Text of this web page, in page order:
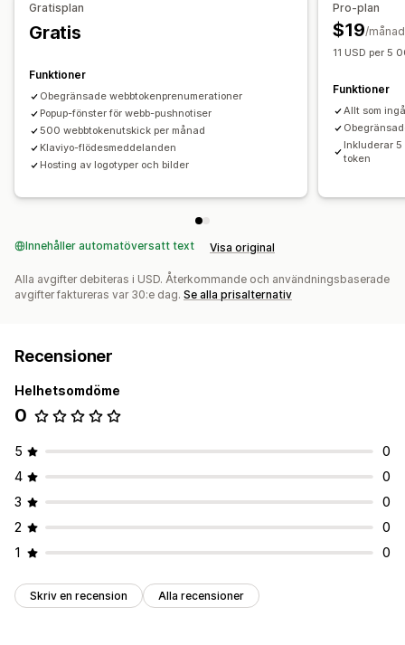
Välkomstmeddelanden
Automatiska aviseringar
Hantera inställningarna Geolokalisering
Prenumerantlista
Registrering Listupprensning Segment
Konverteringsspårning
Spårning av engagemang
Gratisplan
Gratis
Funktioner
Obegränsade webbtokenprenumerationer
Popup-fönster för webb-pushnotiser
500 webbtokenutskick per månad
Klaviyo-flödesmeddelanden
Hosting av logotyper och bilder
Pro-plan
$19/månad
11 USD per 5
Funktioner
Allt som
Inkluderar
token
Innehåller automatöversatt text Visa original
Alla avgifter debiteras i USD. Återkommande och användningsbaserade
avgifter faktureras var 30:e dag. Se alla prisalternativ
Recensioner
Helhetsomdöme
0
5
0
4
0
3
0
2
0
1
0
Skriv en recension Alla recensioner